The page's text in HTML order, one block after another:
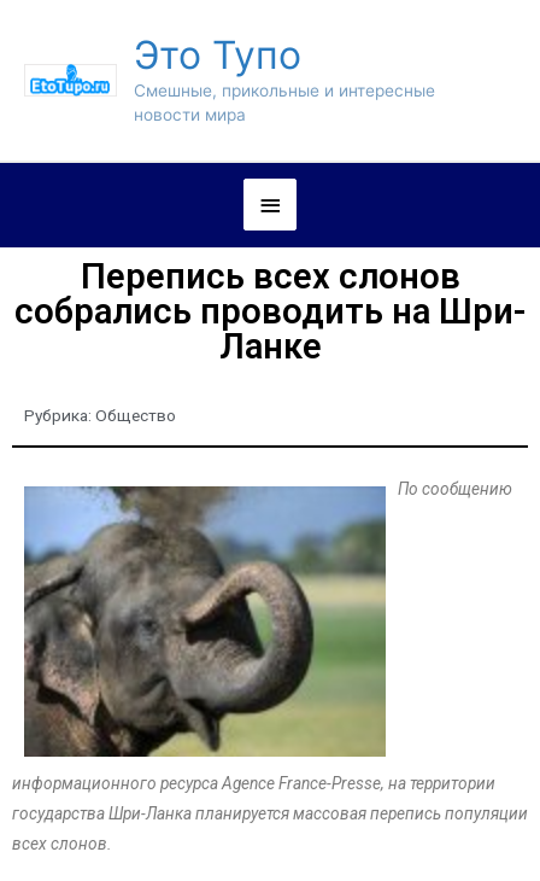
Это Тупо
Смешные, прикольные и интересные
новости мира
Перепись всех слонов
собрались проводить на Шри-
Ланке
Рубрика: Общество
По сообщению
информационного ресурса Agence France-Presse, на территории
государства Шри-Ланка планируется массовая перепись популяции
всех слонов.